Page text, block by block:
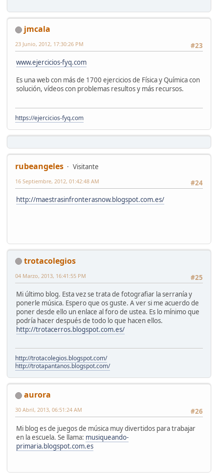
jmcala
#23
23 Junio, 2012, 17:30:26 PM
www.ejercicios-fyq.com
Es una web con más de 1700 ejercicios de Física y Química con
solución, vídeos con problemas resultos y más recursos.
https://ejercicios-fyq.com
rubeangeles
Visitante
#24
16 Septiembre, 2012, 01:42:48 AM
http://maestrasinfronterasnow.blogspot.com.es/
trotacolegios
#25
04 Marzo, 2013, 16:41:55 PM
Mi último blog. Esta vez se trata de fotografiar la serranía y
ponerle música. Espero que os guste. A ver si me acuerdo de
poner desde ello un enlace al foro de ustea. Es lo mínimo que
podría hacer después de todo lo que hacen ellos.
http://trotacerros.blogspot.com.es/
http://trotacolegios.blogspot.com/
http://trotapantanos.blogspot.com/
aurora
#26
30 Abril, 2013, 06:51:24 AM
Mi blog es de juegos de música muy divertidos para trabajar
en la escuela. Se llama: musiqueando-
primaria.blogspot.com.es